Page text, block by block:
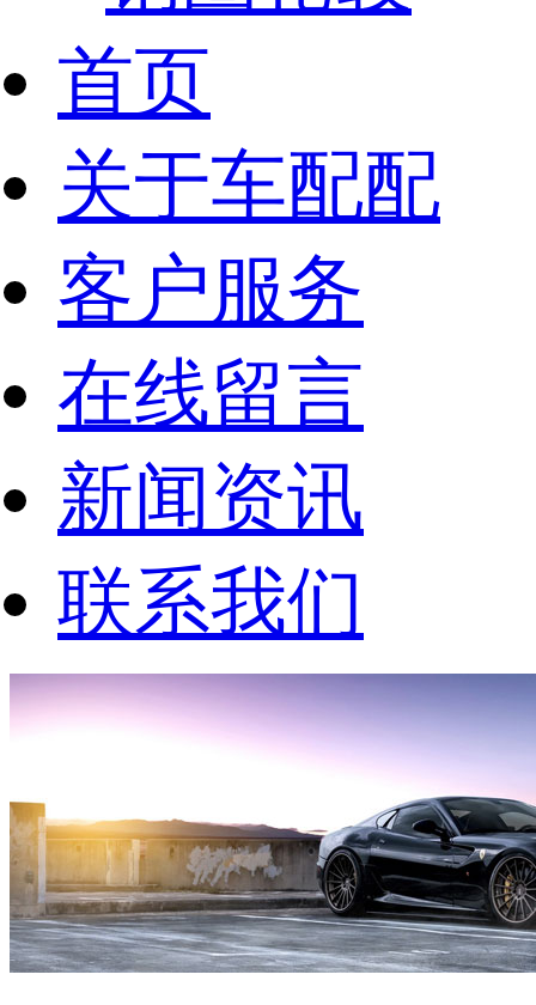
首页
关于车配配
客户服务
在线留言
新闻资讯
联系我们